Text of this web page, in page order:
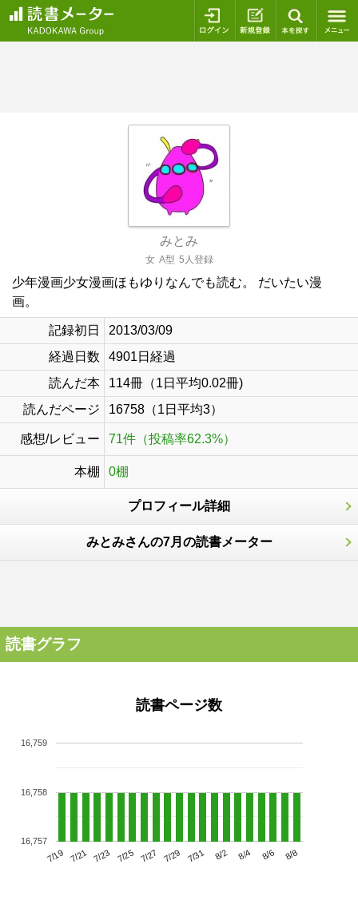
ログイン 新規登録
みとみ
女 A型 5人登録
少年漫画少女漫画ほもゆりなんでも読む。 だいたい漫
画。
記録初日
2013/03/09
経過日数
4901日経過
読んだ本
114冊（1日平均0.02冊)
読んだページ
16758（1日平均3）
感想/レビュー 71件（投稿率62.3%）
本棚 0棚
プロフィール詳細
みとみさんの7月の読書メーター
読書グラフ
読書ページ数
7/19 7/21 7/23 7/25 7/27 7/29 7/31 8/2 8/4 8/6 8/8
16,757
16,758
16,759